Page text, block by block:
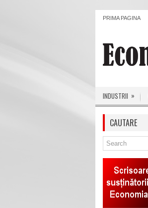
PRIMA PAGINA
INDUSTRII »
CAUTARE